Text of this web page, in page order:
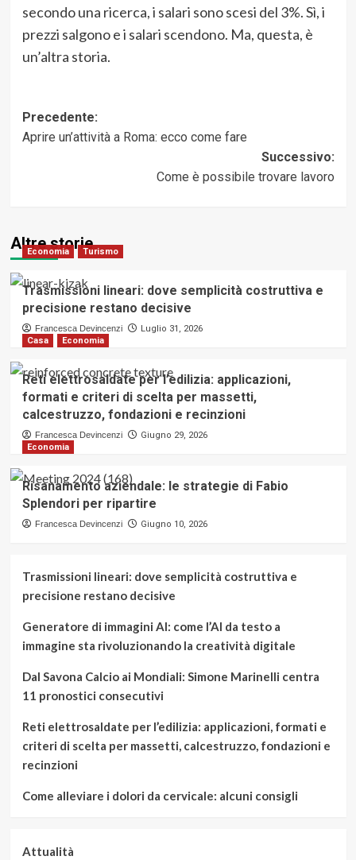
secondo una ricerca, i salari sono scesi del 3%. Sì, i
prezzi salgono e i salari scendono. Ma, questa, è
un’altra storia.
Navigazione
articolo
Precedente:
Aprire un’attività a Roma: ecco come fare
Successivo:
Come è possibile trovare lavoro
Altre storie
Economia Turismo
Trasmissioni lineari: dove semplicità costruttiva e
precisione restano decisive
Francesca Devincenzi
Luglio 31, 2026
Casa
Economia
Reti elettrosaldate per l’edilizia: applicazioni,
formati e criteri di scelta per massetti,
calcestruzzo, fondazioni e recinzioni
Francesca Devincenzi
Giugno 29, 2026
Economia
Risanamento aziendale: le strategie di Fabio
Splendori per ripartire
Francesca Devincenzi Giugno 10, 2026
Trasmissioni lineari: dove semplicità costruttiva e
precisione restano decisive
Generatore di immagini AI: come l’AI da testo a
immagine sta rivoluzionando la creatività digitale
Dal Savona Calcio ai Mondiali: Simone Marinelli centra
11 pronostici consecutivi
Reti elettrosaldate per l’edilizia: applicazioni, formati e
criteri di scelta per massetti, calcestruzzo, fondazioni e
recinzioni
Come alleviare i dolori da cervicale: alcuni consigli
Attualità